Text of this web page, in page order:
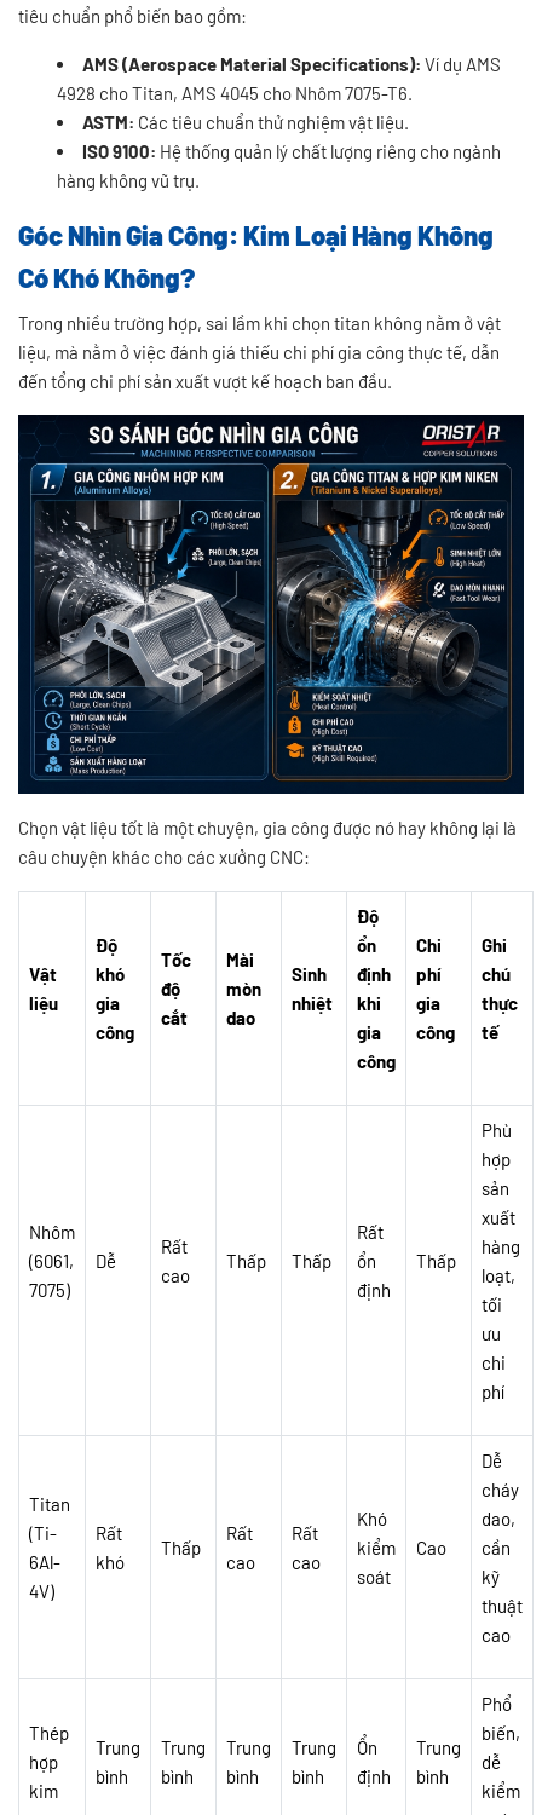
tiêu chuẩn phổ biến bao gồm:
AMS (Aerospace Material Specifications): Ví dụ AMS
4928 cho Titan, AMS 4045 cho Nhôm 7075-T6.
ASTM: Các tiêu chuẩn thử nghiệm vật liệu.
ISO 9100: Hệ thống quản lý chất lượng riêng cho ngành
hàng không vũ trụ.
Góc Nhìn Gia Công: Kim Loại Hàng Không
Có Khó Không?
Trong nhiều trường hợp, sai lầm khi chọn titan không nằm ở vật
liệu, mà nằm ở việc đánh giá thiếu chi phí gia công thực tế, dẫn
đến tổng chi phí sản xuất vượt kế hoạch ban đầu.
Chọn vật liệu tốt là một chuyện, gia công được nó hay không lại là
câu chuyện khác cho các xưởng CNC:
Vật
liệu
Độ
khó
gia
công
Tốc
độ
cắt
Mài
mòn
dao
Sinh
nhiệt
Độ
ổn
định
khi
gia
công
Chi
phí
gia
công
Ghi
chú
thực
tế
Nhôm
(6061,
7075)
Dễ
Rất
cao
Thấp Thấp
Rất
ổn
định
Thấp
Phù
hợp
sản
xuất
hàng
loạt,
tối
ưu
chi
phí
Titan
(Ti-
6Al-
4V)
Rất
khó
Thấp
Rất
cao
Rất
cao
Khó
kiểm
soát
Cao
Dễ
cháy
dao,
cần
kỹ
thuật
cao
Thép
hợp
kim
Trung
bình
Trung
bình
Trung
bình
Trung
bình
Ổn
định
Trung
bình
Phổ
biến,
dễ
kiểm